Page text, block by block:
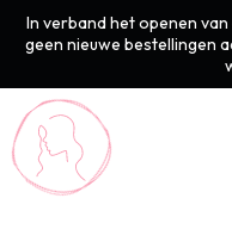
In verband het openen
geen nieuwe bestellingen